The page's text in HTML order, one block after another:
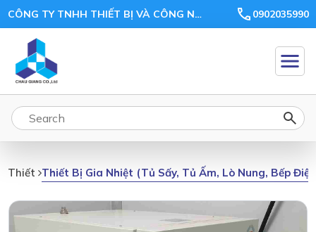
CÔNG TY TNHH THIẾT BỊ VÀ CÔNG NGHỆ CHÂU GIANG 0902035990
Thiết BịThiết Bị Gia Nhiệt (tủ Sấy, Tủ Ấm, Lò Nung, Bếp